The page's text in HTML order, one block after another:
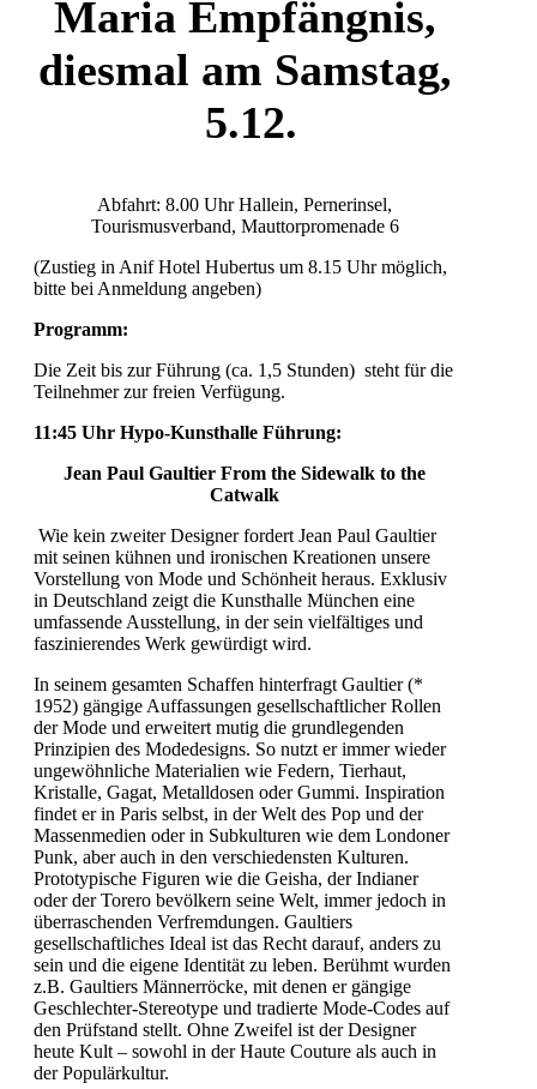
Maria Empfängnis,
diesmal am Samstag,
5.12.
Abfahrt: 8.00 Uhr Hallein, Pernerinsel,
Tourismusverband, Mauttorpromenade 6
(Zustieg in Anif Hotel Hubertus um 8.15 Uhr möglich,
bitte bei Anmeldung angeben)
Programm:
Die Zeit bis zur Führung (ca. 1,5 Stunden) steht für die
Teilnehmer zur freien Verfügung.
11:45 Uhr Hypo-Kunsthalle Führung:
Jean Paul Gaultier From the Sidewalk to the
Catwalk
Wie kein zweiter Designer fordert Jean Paul Gaultier
mit seinen kühnen und ironischen Kreationen unsere
Vorstellung von Mode und Schönheit heraus. Exklusiv
in Deutschland zeigt die Kunsthalle München eine
umfassende Ausstellung, in der sein vielfältiges und
faszinierendes Werk gewürdigt wird.
In seinem gesamten Schaffen hinterfragt Gaultier (*
1952) gängige Auffassungen gesellschaftlicher Rollen
der Mode und erweitert mutig die grundlegenden
Prinzipien des Modedesigns. So nutzt er immer wieder
ungewöhnliche Materialien wie Federn, Tierhaut,
Kristalle, Gagat, Metalldosen oder Gummi. Inspiration
findet er in Paris selbst, in der Welt des Pop und der
Massenmedien oder in Subkulturen wie dem Londoner
Punk, aber auch in den verschiedensten Kulturen.
Prototypische Figuren wie die Geisha, der Indianer
oder der Torero bevölkern seine Welt, immer jedoch in
überraschenden Verfremdungen. Gaultiers
gesellschaftliches Ideal ist das Recht darauf, anders zu
sein und die eigene Identität zu leben. Berühmt wurden
z.B. Gaultiers Männerröcke, mit denen er gängige
Geschlechter-Stereotype und tradierte Mode-Codes auf
den Prüfstand stellt. Ohne Zweifel ist der Designer
heute Kult – sowohl in der Haute Couture als auch in
der Populärkultur.